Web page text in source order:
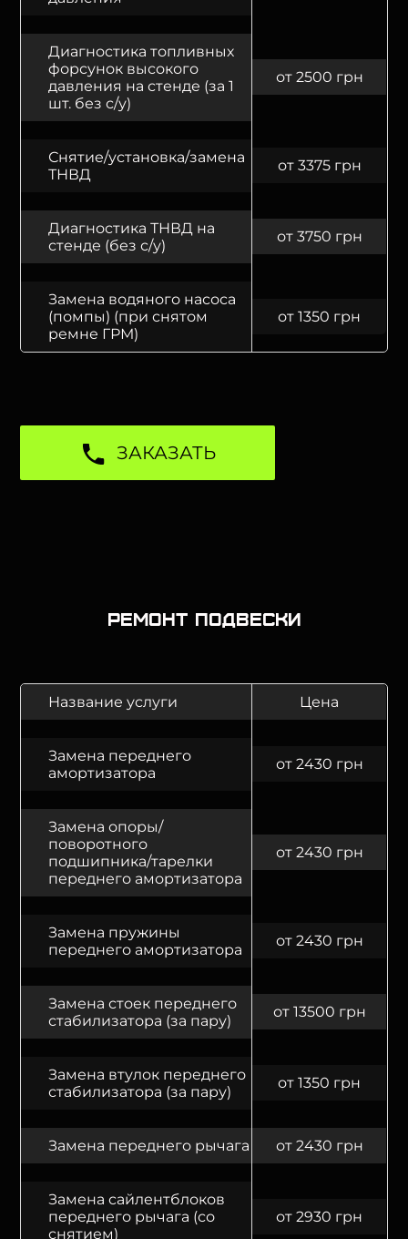
Диагностика топливных
форсунок высокого
давления на стенде (за 1
шт. без с/у)
от 2500 грн
Снятие/установка/замена
ТНВД
от 3375 грн
Диагностика ТНВД на
стенде (без с/у)
от 3750 грн
Замена водяного насоса
(помпы) (при снятом
ремне ГРМ)
от 1350 грн
ЗАКАЗАТЬ
Ремонт подвески
Название услуги Цена
Замена переднего
амортизатора
от 2430 грн
Замена опоры/
поворотного
подшипника/тарелки
переднего амортизатора
от 2430 грн
Замена пружины
переднего амортизатора
от 2430 грн
Замена стоек переднего
стабилизатора (за пару)
от 13500 грн
Замена втулок переднего
стабилизатора (за пару)
от 1350 грн
Замена переднего рычага от 2430 грн
Замена сайлентблоков
переднего рычага (со
снятием)
от 2930 грн